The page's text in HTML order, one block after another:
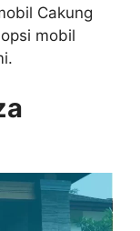
Cakung
mobil